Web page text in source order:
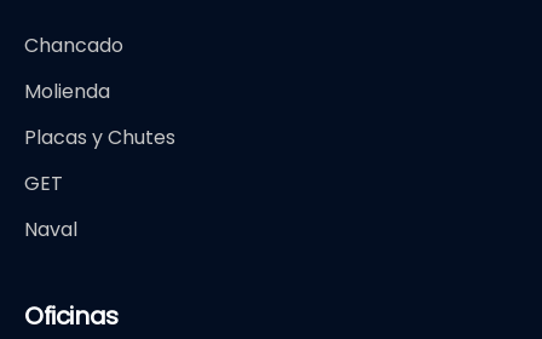
Chancado
Molienda
Placas y Chutes
GET
Naval
Oficinas